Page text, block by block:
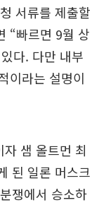
서류를 제출할
“빠르면 9월 상
다. 다만 내부
이라는 설명이
샘 올트먼 최
된 일론 머스크
쟁에서 승소하